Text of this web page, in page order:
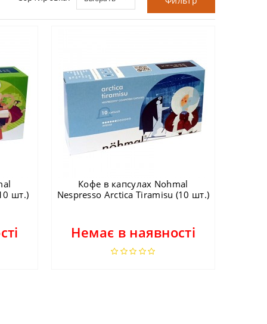
шт.)
Кофе в капсулах Nohmal
Nespresso Arctica Tiramisu (10 шт.)
Немає в наявності